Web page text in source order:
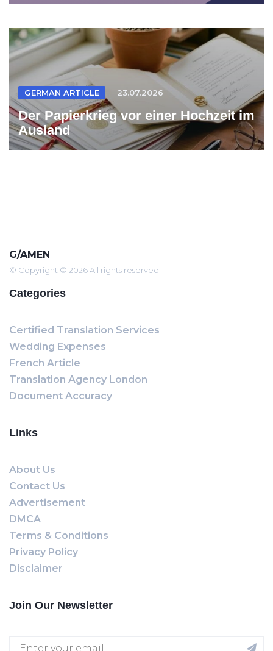
GERMAN ARTICLE 23.07.2026
Der Papierkrieg vor einer Hochzeit im
Ausland
G/AMEN
© Copyright © 2026 All rights reserved
Categories
Certified Translation Services
Wedding Expenses
French Article
Translation Agency London
Document Accuracy
Links
About Us
Contact Us
Advertisement
DMCA
Terms & Conditions
Privacy Policy
Disclaimer
Join Our Newsletter